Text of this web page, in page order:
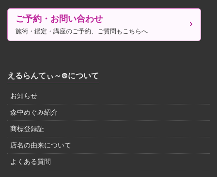
ご予約・お問い合わせ
施術・鑑定・講座のご予約、ご質問もこちらへ
えるらんてぃ～®について
お知らせ
森中めぐみ紹介
商標登録証
店名の由来について
よくある質問